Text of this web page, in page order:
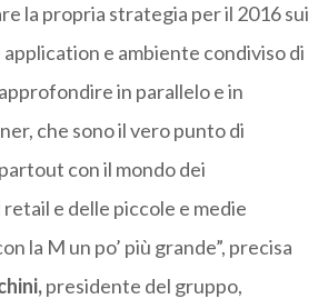
la propria strategia per il 2016 sui
e ambiente condiviso di
in parallelo e in
che sono il vero punto di
con il mondo dei
e delle piccole e medie
la M un po’ più grande”, precisa
presidente del gruppo,